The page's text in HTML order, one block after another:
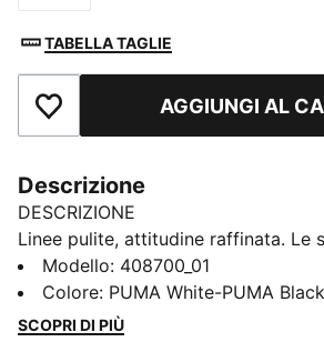
TABELLA TAGLIE
Aggiungi ai PreferitiAGGIUNGI AL
Descrizione
DESCRIZIONE
Linee pulite, attitudine raffinata. Le
Decade fondono dettagli discreti e
essenziale. Versatili per ogni look,
denim.
Modello: 408700_01
Colore: PUMA White-PUMA Black
SCOPRI DI PIÙ